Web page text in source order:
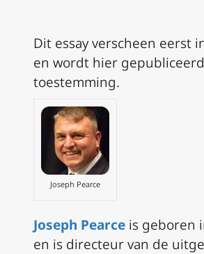
Dit essay verscheen eerst
en wordt hier
toestemming.
Joseph Pearce
Joseph Pearce is geboren
en is directeur van de